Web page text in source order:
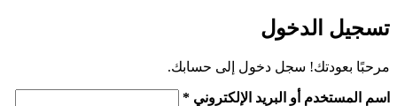
تسجيل الدخول
مرحبًا بعودتك! سجل دخول إلى حسابك.
اسم المستخدم أو البريد الإلكتروني *مطلوبة